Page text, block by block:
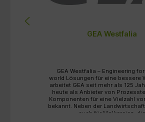
GEA Westfalia
GEA Westfalia – Engineering
world Lösungen für eine bessere
arbeitet GEA seit mehr als 125
heute als Anbieter von
Komponenten für eine Vielzahl
bekannt. Neben der
auch für Molkereien, die